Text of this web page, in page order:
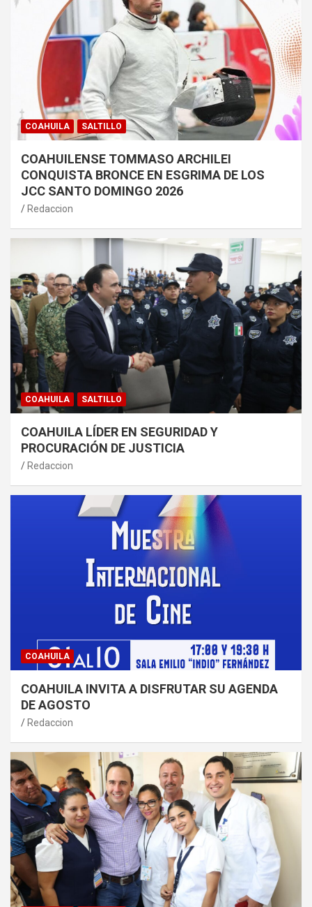
COAHUILA SALTILLO
COAHUILENSE TOMMASO ARCHILEI
CONQUISTA BRONCE EN ESGRIMA DE LOS
JCC SANTO DOMINGO 2026
Redaccion
COAHUILA SALTILLO
COAHUILA LÍDER EN SEGURIDAD Y
PROCURACIÓN DE JUSTICIA
Redaccion
COAHUILA
COAHUILA INVITA A DISFRUTAR SU AGENDA
DE AGOSTO
Redaccion